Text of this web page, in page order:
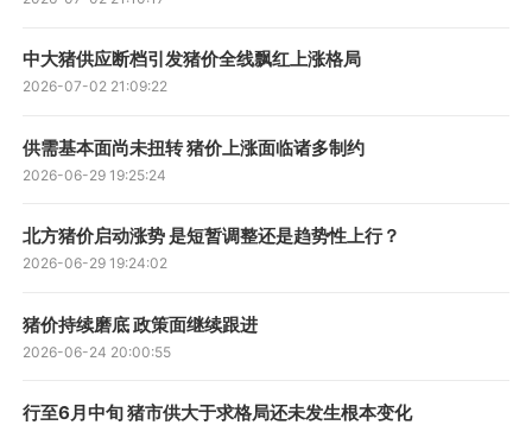
中大猪供应断档引发猪价全线飘红上涨格局
2026-07-02 21:09:22
供需基本面尚未扭转 猪价上涨面临诸多制约
2026-06-29 19:25:24
北方猪价启动涨势 是短暂调整还是趋势性上行？
2026-06-29 19:24:02
猪价持续磨底 政策面继续跟进
2026-06-24 20:00:55
行至6月中旬 猪市供大于求格局还未发生根本变化